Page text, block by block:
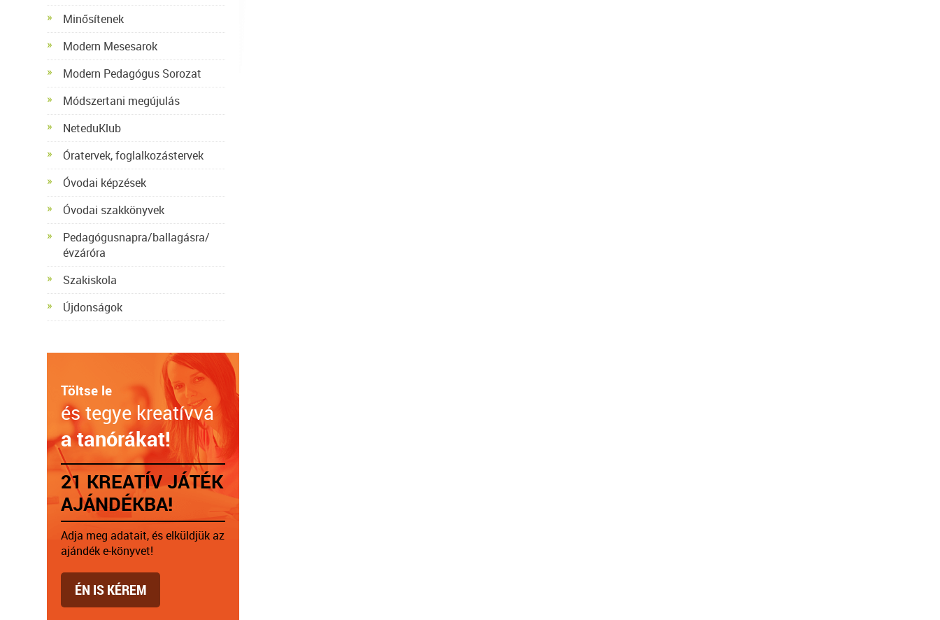
Minősítenek
Modern Mesesarok
Modern Pedagógus Sorozat
Módszertani megújulás
NeteduKlub
Óratervek, foglalkozástervek
Óvodai képzések
Óvodai szakkönyvek
Pedagógusnapra/ballagásra/
évzáróra
Szakiskola
Újdonságok
Töltse le
és tegye kreatívvá
a tanórákat!
21 KREATÍV JÁTÉK
AJÁNDÉKBA!
Adja meg adatait, és elküldjük az
ajándék e-könyvet!
ÉN IS KÉREM